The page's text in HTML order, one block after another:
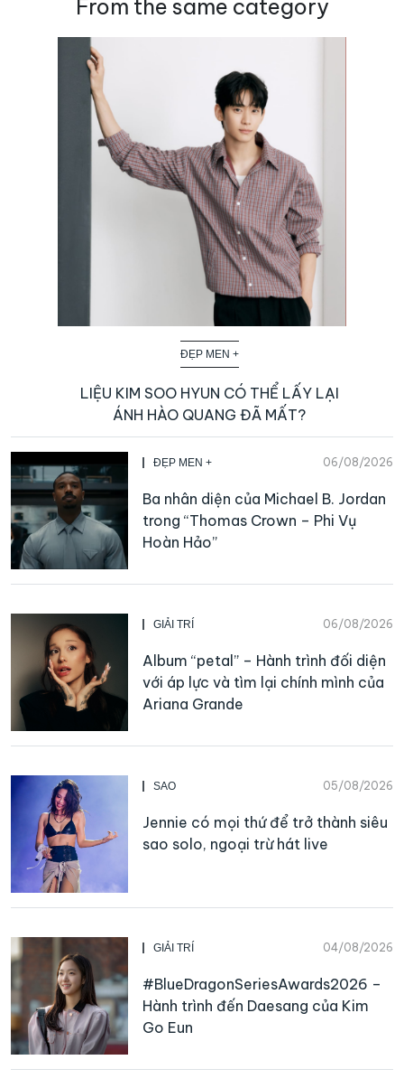
From the same category
ĐẸP MEN +
LIỆU KIM SOO HYUN CÓ THỂ LẤY LẠI
ÁNH HÀO QUANG ĐÃ MẤT?
ĐẸP MEN + 06/08/2026
Ba nhân diện của Michael B. Jordan
trong “Thomas Crown – Phi Vụ
Hoàn Hảo”
GIẢI TRÍ 06/08/2026
Album “petal” – Hành trình đối diện
với áp lực và tìm lại chính mình của
Ariana Grande
SAO 05/08/2026
Jennie có mọi thứ để trở thành siêu
sao solo, ngoại trừ hát live
GIẢI TRÍ 04/08/2026
#BlueDragonSeriesAwards2026 –
Hành trình đến Daesang của Kim
Go Eun